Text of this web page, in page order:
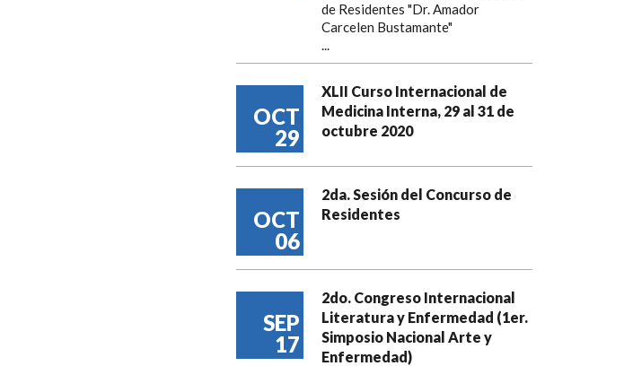
de Residentes "Dr. Amador
Carcelen Bustamante"
...
OCT
29
XLII Curso Internacional de
Medicina Interna, 29 al 31 de
octubre 2020
OCT
06
2da. Sesión del Concurso de
Residentes
SEP
17
2do. Congreso Internacional
Literatura y Enfermedad (1er.
Simposio Nacional Arte y
Enfermedad)